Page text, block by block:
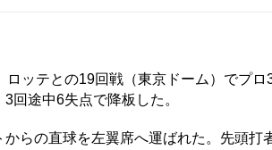
ッテとの19回戦（東京ドーム）でプ
回途中6失点で降板した。
らの直球を左翼席へ運ばれた。先頭打